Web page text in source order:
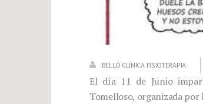
BELLÓ CLÍNICA FISIOTERAPIA
El día 11 de Junio
Tomelloso, organizada